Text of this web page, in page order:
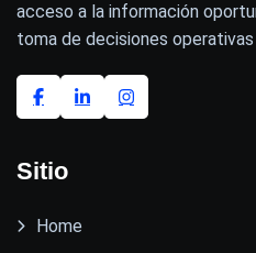
acceso a la información
toma de decisiones
Sitio
Home